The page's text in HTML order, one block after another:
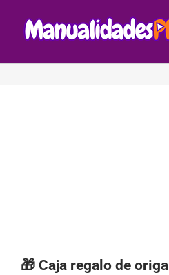
contenido
🎁 Caja regalo de